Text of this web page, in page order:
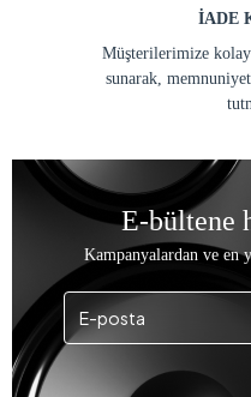
İADE
Müşterilerimize
sunarak,
E-bültene
Kampanyalardan ve en